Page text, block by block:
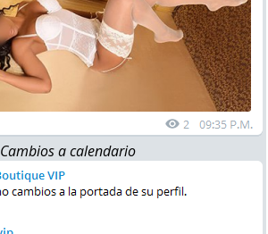
Cambios a calendario